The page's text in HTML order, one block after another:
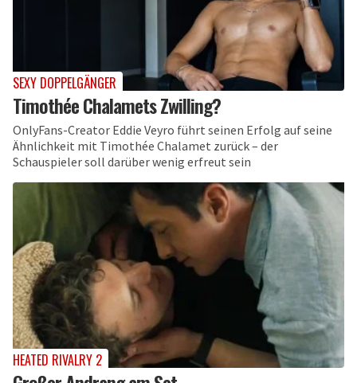
SEXY DOPPELGÄNGER
Timothée Chalamets Zwilling?
OnlyFans-Creator Eddie Veyro führt seinen Erfolg auf seine
Ähnlichkeit mit Timothée Chalamet zurück – der
Schauspieler soll darüber wenig erfreut sein
HEATED RIVALRY 2